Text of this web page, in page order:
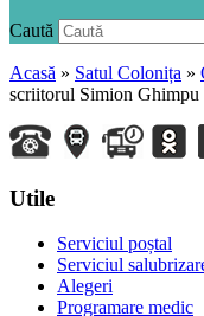
Caută
Acasă » Satul Colonița »
scriitorul Simion Ghimpu
Utile
Serviciul poștal
Serviciul
Alegeri
Programare medic